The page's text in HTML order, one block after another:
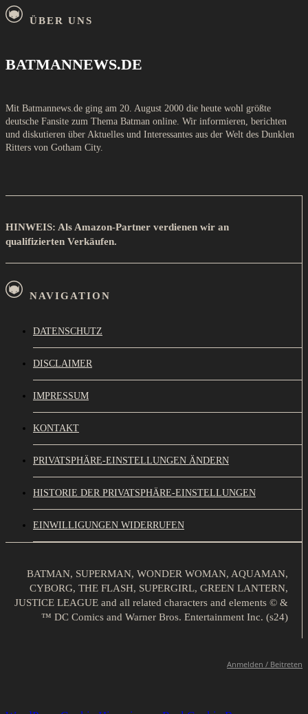
ÜBER UNS
BATMANNEWS.DE
Mit Batmannews.de ging am 20. August 2000 die heute wohl größte
deutsche Fansite zum Thema Batman online. Wir informieren, berichten
und diskutieren über Aktuelles und Interessantes aus der Welt des Dunklen
Ritters von Gotham City.
HINWEIS: Als Amazon-Partner verdienen wir an
qualifizierten Verkäufen.
NAVIGATION
DATENSCHUTZ
DISCLAIMER
IMPRESSUM
KONTAKT
PRIVATSPHÄRE-EINSTELLUNGEN ÄNDERN
HISTORIE DER PRIVATSPHÄRE-EINSTELLUNGEN
EINWILLIGUNGEN WIDERRUFEN
BATMAN, SUPERMAN, WONDER WOMAN, AQUAMAN,
CYBORG, THE FLASH, SUPERGIRL, GREEN LANTERN,
JUSTICE LEAGUE and all related characters and elements © &
™ DC Comics and Warner Bros. Entertainment Inc. (s24)
Anmelden / Beitreten